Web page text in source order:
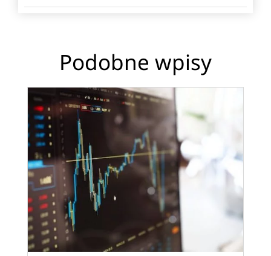
Podobne wpisy